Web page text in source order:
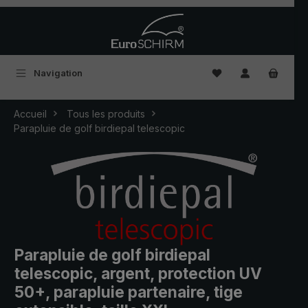
Navigation Vous avez 0
Accueil
Tous les produits
Parapluie de golf birdiepal telescopic
Parapluie de golf birdiepal
telescopic, argent, protection UV
50+, parapluie partenaire, tige